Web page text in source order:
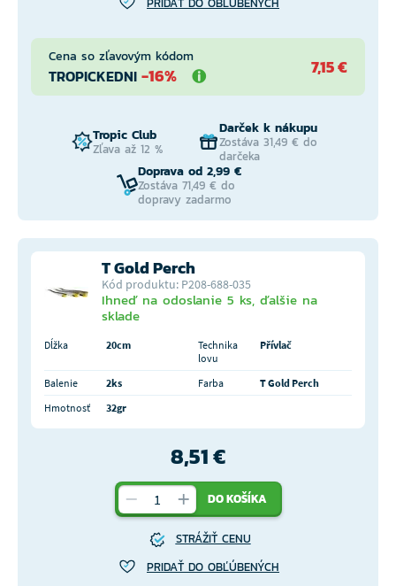
Cena so zľavovým kódom
TROPICKEDNI -16% 7,15 €
Tropic Club
Zľava až 12 %
Darček k nákupu
Zostáva 31,49 € do
darčeka
Doprava od 2,99 €
Zostáva 71,49 € do
dopravy zadarmo
T Gold Perch
Kód produktu: P208-688-035
Ihneď na odoslanie 5 ks, ďalšie na
sklade
Dĺžka 20cm
Technika
lovu
Přívlač
Balenie 2ks Farba
T Gold Perch
Hmotnosť
32gr
8,51 €
DO KOŠÍKA
STRÁŽIŤ CENU
PRIDAŤ DO OBĽÚBENÝCH